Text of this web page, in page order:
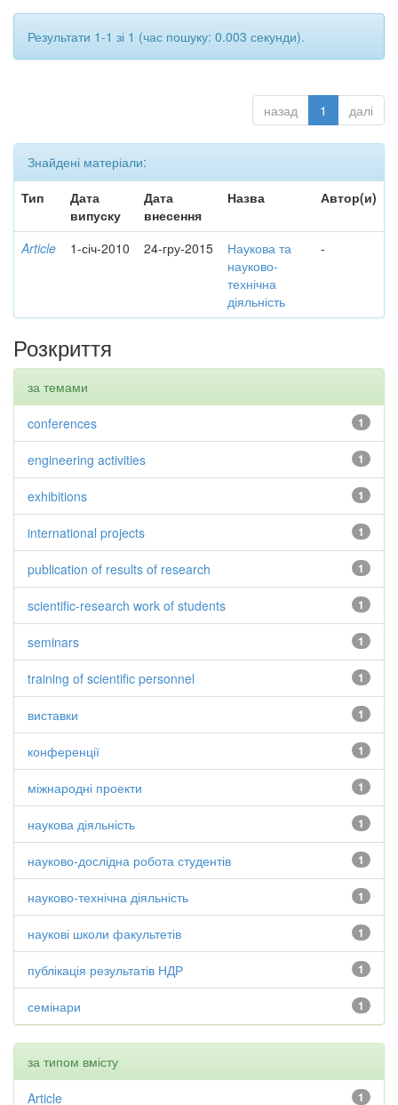
Результати 1-1 зі 1 (час пошуку: 0.003 секунди).
назад 1 далі
Знайдені матеріали:
Тип
Дата
випуску
Дата
внесення
Назва Автор(и)
Article 1-січ-2010 24-гру-2015
Наукова та
науково-
технічна
діяльність
-
Розкриття
за темами
1
conferences
1
engineering activities
1
exhibitions
1
international projects
1
publication of results of research
1
scientific-research work of students
1
seminars
1
training of scientific personnel
1
виставки
1
конференції
1
міжнародні проекти
1
наукова діяльність
1
науково-дослідна робота студентів
1
науково-технічна діяльність
1
наукові школи факультетів
1
публікація результатів НДР
1
семінари
за типом вмісту
1
Article